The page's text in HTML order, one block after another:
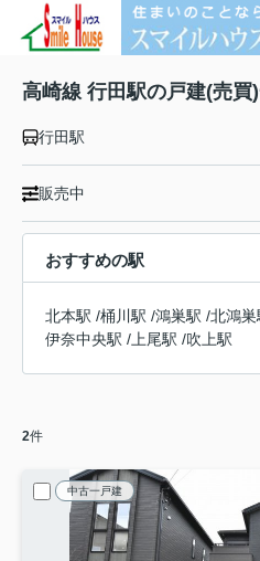
高崎線 行田駅の戸建(売買
行田駅
販売中
おすすめの駅
北本駅 /桶川駅 /鴻巣駅 /北鴻巣
伊奈中央駅 / 上尾駅 /吹上駅
2件
中古一戸建